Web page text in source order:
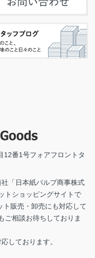
12番1号フォアフロントタ
「日本紙パルプ商事株式
トショッピングサイトで
販売・卸売にも対応して
ご相談お待ちしておりま
しております。